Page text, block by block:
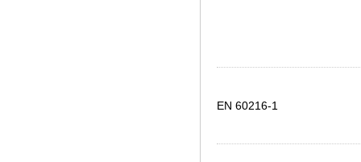
EN 60216-1